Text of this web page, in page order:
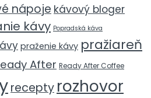
nápoje kávový bloger
kávy Popradská káva
praženie kávy pražiareň
After Ready After Coffee
recepty rozhovor